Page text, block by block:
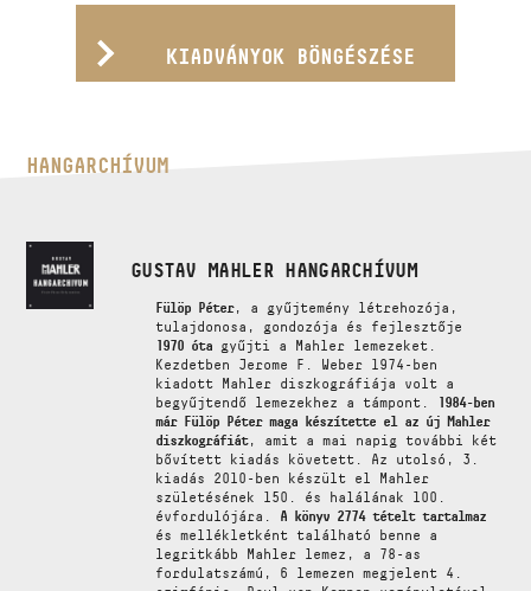
KIADVÁNYOK BÖNGÉSZÉSE
HANGARCHÍVUM
GUSTAV MAHLER HANGARCHÍVUM
Fülöp Péter, a gyűjtemény létrehozója,
tulajdonosa, gondozója és fejlesztője
1970 ótagyűjti a Mahler lemezeket.
Kezdetben Jerome F. Weber 1974-ben
kiadott Mahler diszkográfiája volt a
begyűjtendő lemezekhez a támpont.
1984-ben
már Fülöp Péter maga készítette el az új Mahler
diszkográfiát, amit a mai napig további két
bővített kiadás követett. Az utolsó, 3.
kiadás 2010-ben készült el Mahler
születésének 150. és halálának 100.
évfordulójára.
A könyv 2774 tételt tartalmaz
és mellékletként található benne a
legritkább Mahler lemez, a 78-as
fordulatszámú, 6 lemezen megjelent 4.